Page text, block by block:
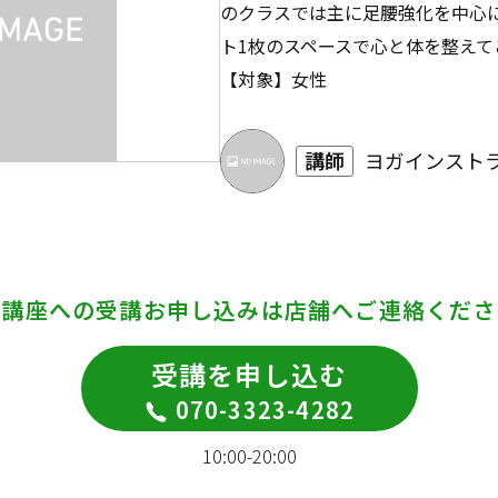
のクラスでは主に足腰強化を中心
ト1枚のスペースで心と体を整え
【対象】女性
講師 ヨガインスト
座への受講お申し込みは店舗へご連絡くだ
受講を申し込む
070-3323-4282
10:00-20:00